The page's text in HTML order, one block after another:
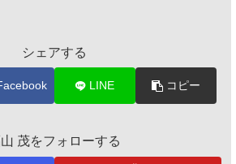
シェアする
LINE コピー
茂をフォローする